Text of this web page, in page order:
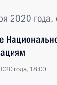
2020 года,
года, 18:00